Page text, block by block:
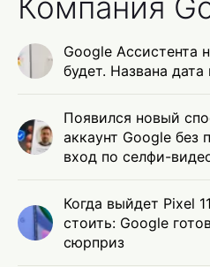
Google Ассистента
будет. Названа
Появился новый
аккаунт Google без
вход по селфи-
Когда выйдет Pixel
стоить: Google
сюрприз